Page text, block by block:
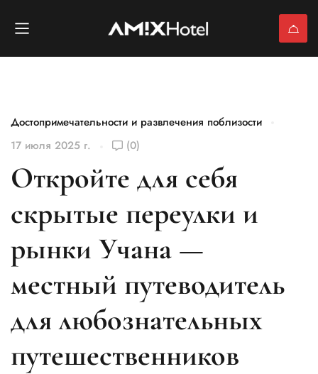
Достопримечательности и развлечения поблизости
17 июля 2025 г.
(0)
Откройте для себя
скрытые переулки и
рынки Учана —
местный путеводитель
для любознательных
путешественников